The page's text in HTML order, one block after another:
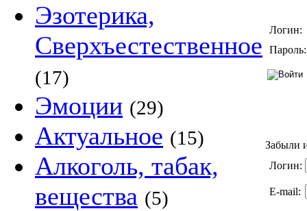
Эзотерика,
Сверхъестественное
(17)
Эмоции (29)
Актуальное (15)
Алкоголь, табак,
вещества (5)
Логин:
Пароль:
Забыли
Логин:
E-mail: